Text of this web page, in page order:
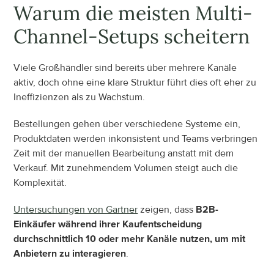
Warum die meisten Multi-
Channel-Setups scheitern
Viele Großhändler sind bereits über mehrere Kanäle
aktiv, doch ohne eine klare Struktur führt dies oft eher zu
Ineffizienzen als zu Wachstum.
Bestellungen gehen über verschiedene Systeme ein,
Produktdaten werden inkonsistent und Teams verbringen
Zeit mit der manuellen Bearbeitung anstatt mit dem
Verkauf. Mit zunehmendem Volumen steigt auch die
Komplexität.
Untersuchungen von Gartner zeigen, dass B2B-
Einkäufer während ihrer Kaufentscheidung
durchschnittlich 10 oder mehr Kanäle nutzen, um mit
Anbietern zu interagieren.